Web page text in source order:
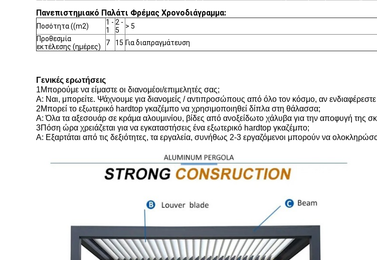
Πανεπιστημιακό Παλάτι Φρέμας Χρονοδιάγραμμα:
Ποσότητα ((m2)
1 -
1
2 -
5
> 5
Προθεσμία
εκτέλεσης (ημέρες)
7 15 Για διαπραγμάτευση
Γενικές ερωτήσεις
1Μπορούμε να είμαστε οι διανομέοι/επιμελητές σας;
Α: Ναι, μπορείτε. Ψάχνουμε για διανομείς / αντιπροσώπους από όλο τον κόσμο, αν
2Μπορεί το εξωτερικό hardtop γκαζέμπο να χρησιμοποιηθεί δίπλα στη θάλασσα;
Α: Όλα τα αξεσουάρ σε κράμα αλουμινίου, βίδες από ανοξείδωτο χάλυβα για την αποφυγή της
3Πόση ώρα χρειάζεται για να εγκαταστήσεις ένα εξωτερικό hardtop γκαζέμπο;
Α: Εξαρτάται από τις δεξιότητες, τα εργαλεία, συνήθως 2-3 εργαζόμενοι μπορούν να